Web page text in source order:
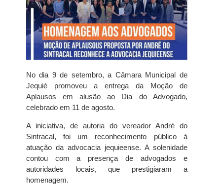
No dia 9 de setembro, a Câmara Municipal de
Jequié promoveu a entrega da Moção de
Aplausos em alusão ao Dia do Advogado,
celebrado em 11 de agosto.
A iniciativa, de autoria do vereador André do
Sintracal, foi um reconhecimento público à
atuação da advocacia jequieense. A solenidade
contou com a presença de advogados e
autoridades locais, que prestigiaram a
homenagem.